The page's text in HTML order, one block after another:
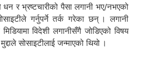
धन र भ्रष्टचारीको पैसा लगानी भए/नभएको
गर्नुपर्ने तर्क गरेका छन् । लगानी
विदेशी लगानीसँगै जोडिएको विषय
सोसाइटीलाई जन्माएको थियो ।